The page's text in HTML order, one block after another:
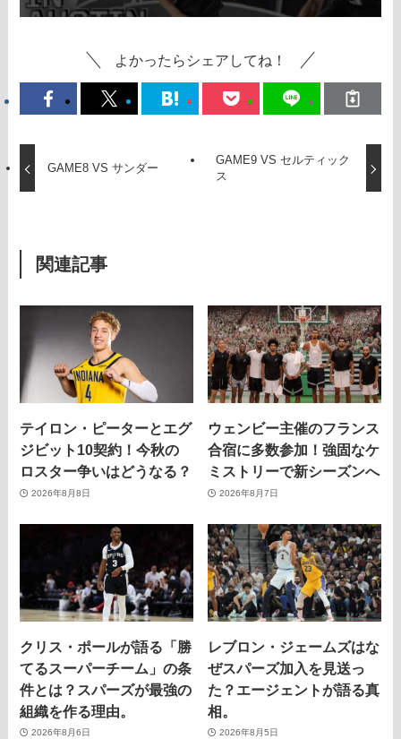
よかったらシェアしてね！
GAME8 VS サンダー
GAME9 VS セルティック
ス
関連記事
テイロン・ピーターとエグ
ジビット10契約！今秋の
ロスター争いはどうなる？
2026年8月8日
ウェンビー主催のフランス
合宿に多数参加！強固なケ
ミストリーで新シーズンへ
2026年8月7日
クリス・ポールが語る「勝
てるスーパーチーム」の条
件とは？スパーズが最強の
組織を作る理由。
2026年8月6日
レブロン・ジェームズはな
ぜスパーズ加入を見送っ
た？エージェントが語る真
相。
2026年8月5日